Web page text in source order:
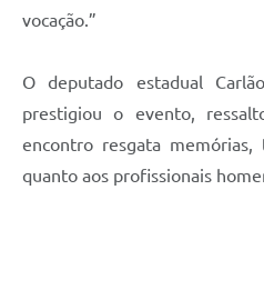
vocação.”
O deputado estadual
prestigiou o evento,
encontro resgata memórias,
quanto aos profissionais